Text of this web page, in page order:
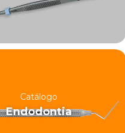
Catálogo
Endodontia